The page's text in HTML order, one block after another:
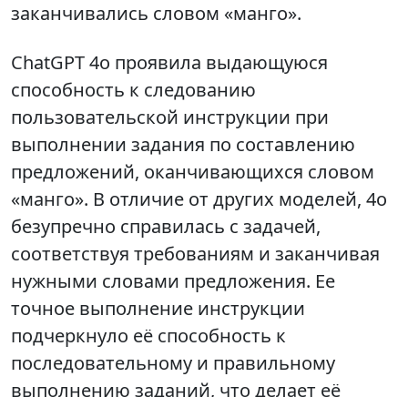
заканчивались словом «манго».
ChatGPT 4o проявила выдающуюся
способность к следованию
пользовательской инструкции при
выполнении задания по составлению
предложений, оканчивающихся словом
«манго». В отличие от других моделей, 4o
безупречно справилась с задачей,
соответствуя требованиям и заканчивая
нужными словами предложения. Ее
точное выполнение инструкции
подчеркнуло её способность к
последовательному и правильному
выполнению заданий, что делает её